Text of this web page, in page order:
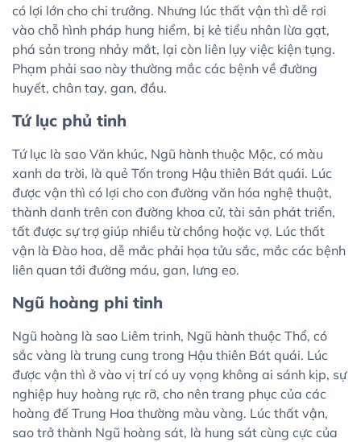
có lợi lớn cho chi trưởng. Nhưng lúc thất vận thì dễ rơi
vào chỗ hình pháp hung hiểm, bị kẻ tiểu nhân lừa gạt,
phá sản trong nhảy mắt, lại còn liên lụy việc kiện tụng.
Phạm phải sao này thường mắc các bệnh về đường
huyết, chân tay, gan, đầu.
Tứ lục phủ tinh
Tứ lục là sao Văn khúc, Ngũ hành thuộc Mộc, có màu
xanh da trời, là quẻ Tốn trong Hậu thiên Bát quái. Lúc
được vận thì có lợi cho con đường văn hóa nghệ thuật,
thành danh trên con đường khoa cử, tài sản phát triển,
tất được sự trợ giúp nhiều từ chồng hoặc vợ. Lúc thất
vận là Đào hoa, dễ mắc phải họa tửu sắc, mắc các bệnh
liên quan tới đường máu, gan, lưng eo.
Ngũ hoàng phi tinh
Ngũ hoàng là sao Liêm trinh, Ngũ hành thuộc Thổ, có
sắc vàng là trung cung trong Hậu thiên Bát quái. Lúc
được vận thì ở vào vị trí có uy vọng không ai sánh kịp, sự
nghiệp huy hoàng rực rỡ, cho nên trang phục của các
hoàng đế Trung Hoa thường màu vàng. Lúc thất vận,
sao trở thành Ngũ hoàng sát, là hung sát cùng cực của